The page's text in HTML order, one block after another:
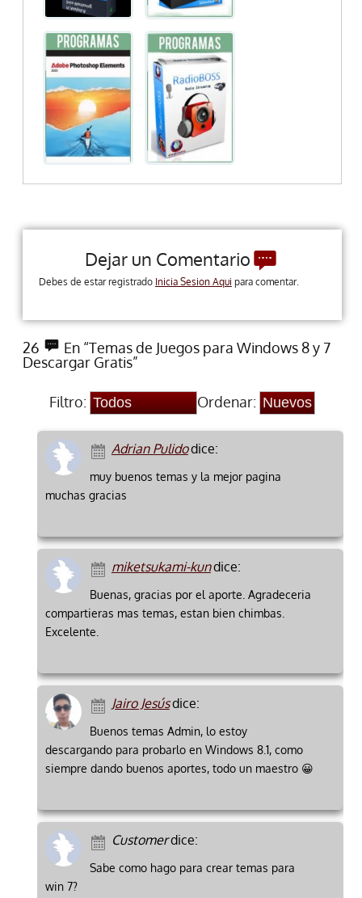
Dejar un Comentario
Debes de estar registrado Inicia Sesion Aqui para comentar.
26
En “Temas de Juegos para Windows 8 y 7
Descargar Gratis”
Filtro: Ordenar:
Adrian Pulidodice:
muy buenos temas y la mejor pagina
muchas gracias
miketsukami-kundice:
Buenas, gracias por el aporte. Agradeceria
compartieras mas temas, estan bien chimbas.
Excelente.
Jairo Jesúsdice:
Buenos temas Admin, lo estoy
descargando para probarlo en Windows 8.1, como
siempre dando buenos aportes, todo un maestro 😀
Customerdice:
Sabe como hago para crear temas para
win 7?